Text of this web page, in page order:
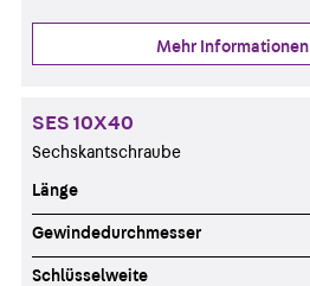
Mehr Informationen
SES 10X40
Sechskantschraube
Länge
Gewindedurchmesser
Schlüsselweite